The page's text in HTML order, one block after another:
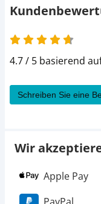
4.7
4.7 / 5 basierend
Schreiben Sie eine
Wir
Apple Pay
PayPal